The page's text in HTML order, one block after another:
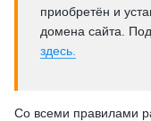
приобретён и
домена сайта.
здесь.
Со всеми правилами